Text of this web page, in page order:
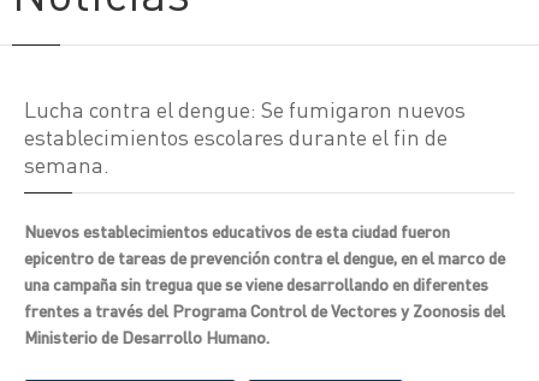
Lucha contra el dengue: Se fumigaron nuevos
establecimientos escolares durante el fin de
semana.
Nuevos establecimientos educativos de esta ciudad fueron
epicentro de tareas de prevención contra el dengue, en el marco de
una campaña sin tregua que se viene desarrollando en diferentes
frentes a través del Programa Control de Vectores y Zoonosis del
Ministerio de Desarrollo Humano.